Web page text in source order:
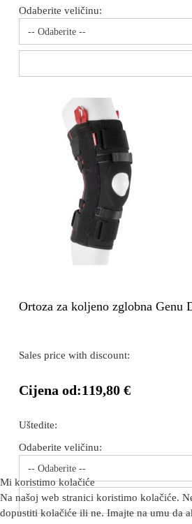
Odaberite veličinu:
-- Odaberite --
Ortoza za koljeno zglobna Genu
Sales price with discount:
Cijena od:119,80 €
Uštedite:
Odaberite veličinu:
-- Odaberite --
Mi koristimo kolačiće
Na našoj web stranici koristimo kolačiće.
dopustiti kolačiće ili ne. Imajte na umu da